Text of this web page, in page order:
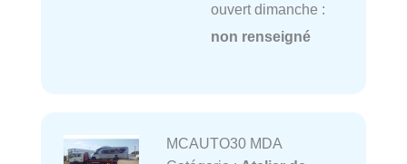
ouvert dimanche :
non renseigné
MCAUTO30 MDA